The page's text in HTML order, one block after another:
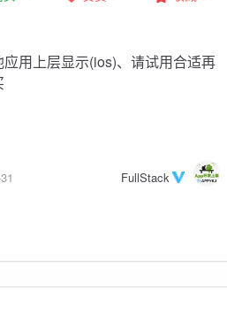
用上层显示(ios)、请试用合适再
FullStack